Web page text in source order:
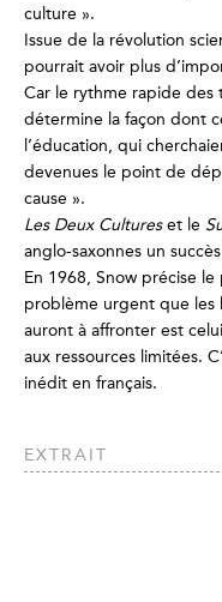
culture ».
Issue de la révolution
pourrait avoir plus
Car le rythme rapide des
détermine la façon dont
l’éducation, qui
devenues le point de
cause ».
Les Deux Cultureset le
anglo-saxonnes un
En 1968, Snow précise
problème urgent que les
auront à affronter est
aux ressources limitées.
inédit en français.
EXTRAIT